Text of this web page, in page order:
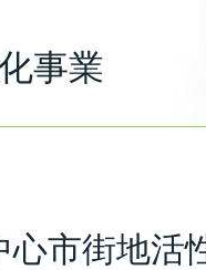
事業
心市街地活